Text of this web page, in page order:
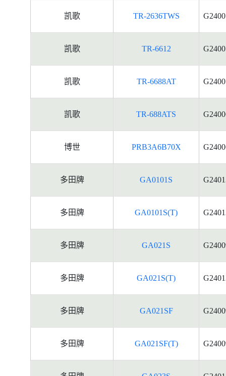
凯歌 TR-2636TWS
凯歌 TR-6612
凯歌 TR-6688AT
凯歌 TR-688ATS
博世 PRB3A6B70X
多田牌 GA0101S
多田牌 GA0101S(T)
多田牌 GA021S
多田牌 GA021S(T)
多田牌 GA021SF
多田牌 GA021SF(T)